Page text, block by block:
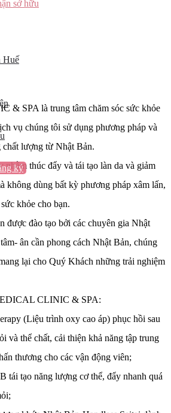
Huế
ký
sở hữu
& SPA là trung tâm chăm sóc sức khỏe
vụ chúng tôi sử dụng phương pháp và
chất lượng từ Nhật Bản.
nhằm thúc đẩy và tái tạo làn da và giảm
không dùng bất kỳ phương pháp xâm lấn,
khỏe cho bạn.
được đào tạo bởi các chuyên gia Nhật
ân cần phong cách Nhật Bản, chúng
lại cho Quý Khách những trải nghiệm
CLINIC & SPA:
(Liệu trình oxy cao áp) phục hồi sau
và thể chất, cải thiện khả năng tập trung
thương cho các vận động viên;
tái tạo năng lượng cơ thể, đẩy nhanh quá